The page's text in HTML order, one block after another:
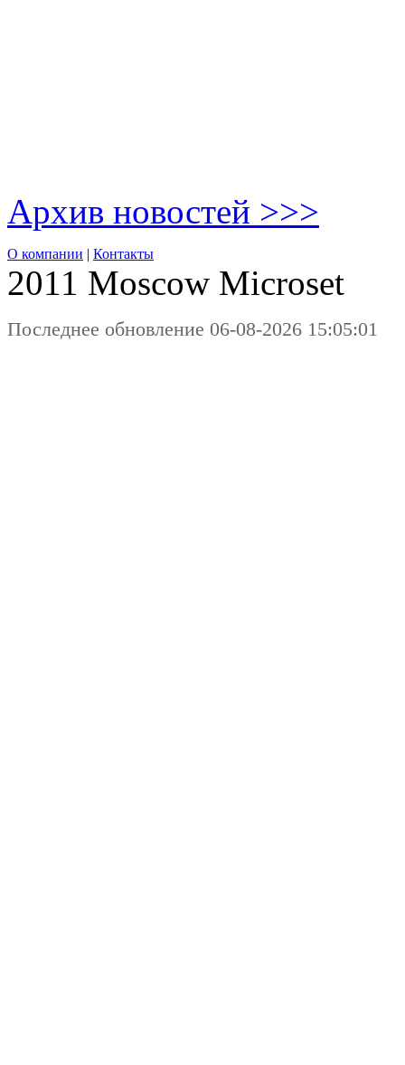
Архив новостей >>>
О компании | Контакты
2011 Moscow Microset
Последнее обновление 06-08-2026 15:05:01